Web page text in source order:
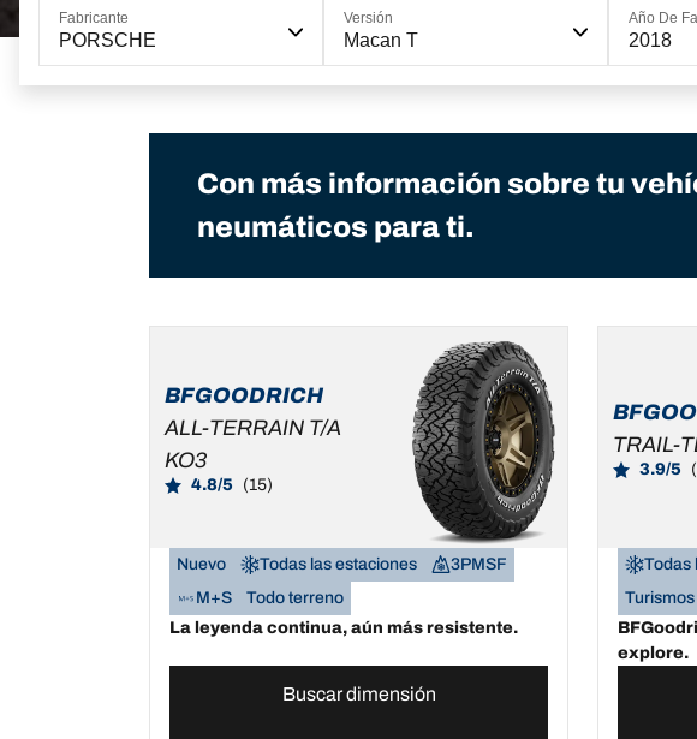
Fabricante
PORSCHE
Versión
Macan T
Año De
2018
Con más información sobre tu
neumáticos para ti.
BFGOODRICH
ALL-TERRAIN T/A
KO3
4.8/5 (15)
Nuevo Todas las estaciones
3PMSF
M+S
Todo terreno
La leyenda continua, aún más resistente.
Buscar dimensión
TRAIL-
3.9/5
Todas
Turismos
explore.